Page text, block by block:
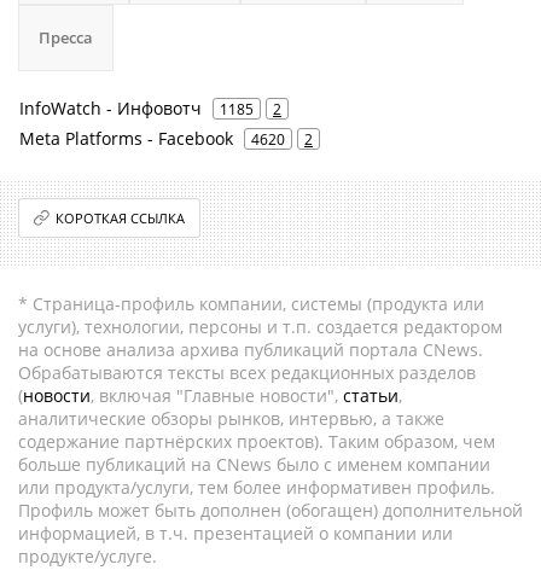
Пресса
InfoWatch - Инфовотч 1185 2
Meta Platforms - Facebook 4620 2
КОРОТКАЯ ССЫЛКА
* Страница-профиль компании, системы (продукта или
услуги), технологии, персоны и т.п. создается редактором
на основе анализа архива публикаций портала CNews.
Обрабатываются тексты всех редакционных разделов
(новости, включая "Главные новости", статьи,
аналитические обзоры рынков, интервью, а также
содержание партнёрских проектов). Таким образом, чем
больше публикаций на CNews было с именем компании
или продукта/услуги, тем более информативен профиль.
Профиль может быть дополнен (обогащен) дополнительной
информацией, в т.ч. презентацией о компании или
продукте/услуге.